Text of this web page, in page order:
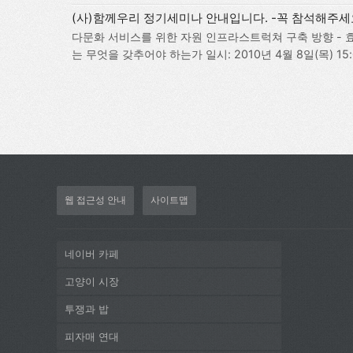
(사)함께우리 정기세미나 안내입니다. -꼭 참석해주
다문화 서비스를 위한 자원 인프라스트럭쳐 구축 방향 -
는 무엇을 갖추어야 하는가 일시: 2010년 4월 8일(목)
웹 접근성 안내 사이트맵
네이버 카페
고양이 시장
투쟁과 밥
피자매 연대